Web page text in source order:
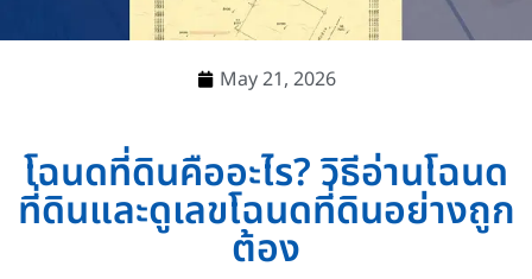
May 21, 2026
โฉนดที่ดินคืออะไร? วิธีอ่านโฉนด
ที่ดินและดูเลขโฉนดที่ดินอย่างถูก
ต้อง